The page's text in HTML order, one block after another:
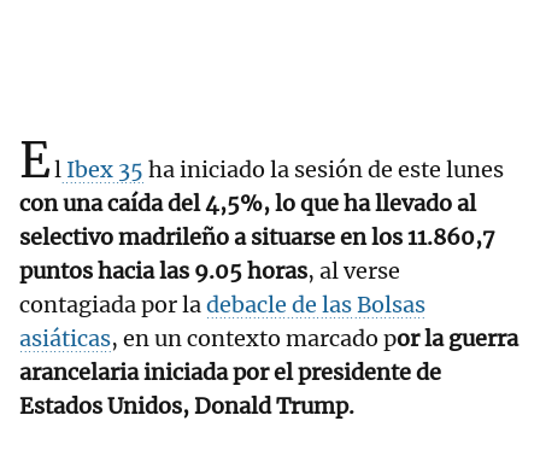
El Ibex 35 ha iniciado la sesión de este lunes
con una caída del 4,5%, lo que ha llevado al
selectivo madrileño a situarse en los 11.860,7
puntos hacia las 9.05 horas, al verse
contagiada por ladebacle de las Bolsas
asiáticas, en un contexto marcado por la guerra
arancelaria iniciada por el presidente de
Estados Unidos, Donald Trump.